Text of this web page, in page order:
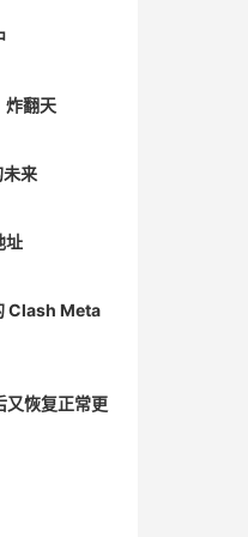
炸翻天
未来
址
Clash Meta
恢复正常更